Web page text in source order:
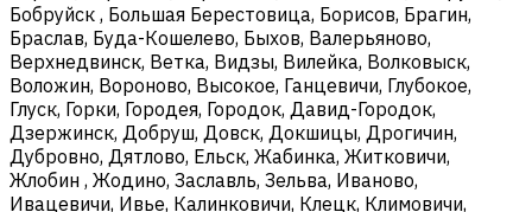
Бобруйск , Большая Берестовица, Борисов, Брагин,
Браслав, Буда-Кошелево, Быхов, Валерьяново,
Верхнедвинск, Ветка, Видзы, Вилейка, Волковыск,
Воложин, Вороново, Высокое, Ганцевичи, Глубокое,
Глуск, Горки, Городея, Городок, Давид-Городок,
Дзержинск, Добруш, Довск, Докшицы, Дрогичин,
Дубровно, Дятлово, Ельск, Жабинка, Житковичи,
Жлобин , Жодино, Заславль, Зельва, Иваново,
Ивацевичи, Ивье, Калинковичи, Клецк, Климовичи,